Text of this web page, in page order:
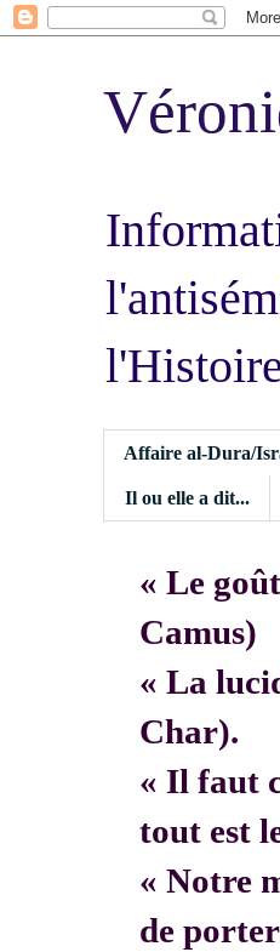
Affaire al-Dura/
Il ou elle a dit...
« Le
Camus)
« La
Char).
« Il faut
tout est
« Notre
de